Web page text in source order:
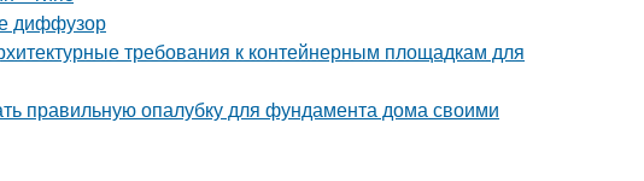
диффузор
требования к контейнерным площадкам для
правильную опалубку для фундамента дома своими